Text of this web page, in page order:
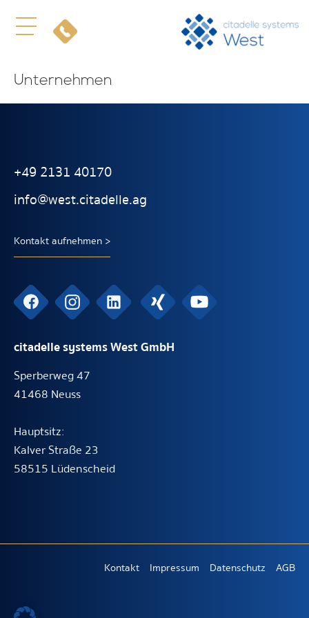
Unternehmen
+49 2131 40170
info@west.citadelle.ag
Kontakt aufnehmen >
citadelle systems West GmbH
Sperberweg 47
41468 Neuss
Hauptsitz:
Kalver Straße 23
58515 Lüdenscheid
Kontakt Impressum Datenschutz AGB